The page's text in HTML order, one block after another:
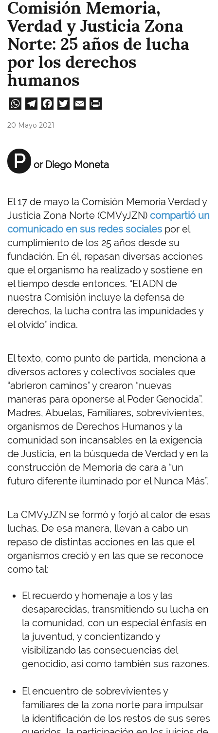
Comisión Memoria,
Verdad y Justicia Zona
Norte: 25 años de lucha
por los derechos
humanos
W
A
pp
Te
m
Fa
20 Mayo 2021
P or Diego Moneta
El 17 de mayo la Comisión Memoria Verdad y
Justicia Zona Norte (CMVyJZN) compartió un
comunicado en sus redes sociales por el
cumplimiento de los 25 años desde su
fundación. En él, repasan diversas acciones
que el organismo ha realizado y sostiene en
el tiempo desde entonces. “El ADN de
nuestra Comisión incluye la defensa de
derechos, la lucha contra las impunidades y
el olvido” indica.
El texto, como punto de partida, menciona a
diversos actores y colectivos sociales que
“abrieron caminos” y crearon “nuevas
maneras para oponerse al Poder Genocida”.
Madres, Abuelas, Familiares, sobrevivientes,
organismos de Derechos Humanos y la
comunidad son incansables en la exigencia
de Justicia, en la búsqueda de Verdad y en la
construcción de Memoria de cara a “un
futuro diferente iluminado por el Nunca Más”.
La CMVyJZN se formó y forjó al calor de esas
luchas. De esa manera, llevan a cabo un
repaso de distintas acciones en las que el
organismos creció y en las que se reconoce
como tal:
El recuerdo y homenaje a los y las
desaparecidas, transmitiendo su lucha en
la comunidad, con un especial énfasis en
la juventud, y concientizando y
visibilizando las consecuencias del
genocidio, así como también sus razones.
El encuentro de sobrevivientes y
familiares de la zona norte para impulsar
la identificación de los restos de sus seres